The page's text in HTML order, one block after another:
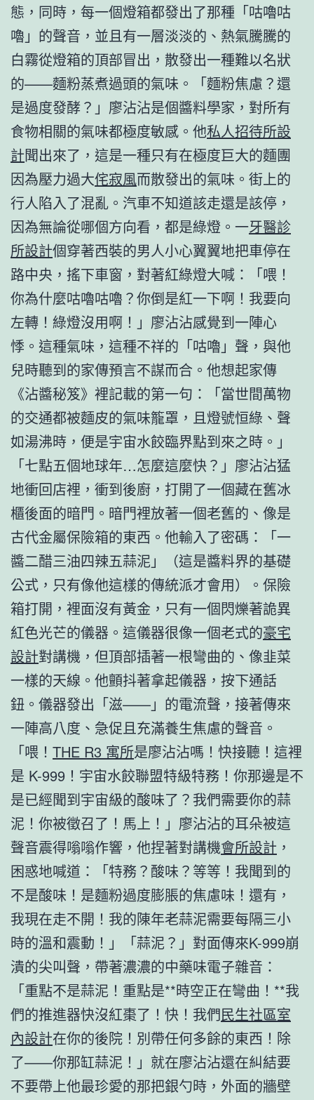
態，同時，每一個燈箱都發出了那種「咕嚕咕
嚕」的聲音，並且有一層淡淡的、熱氣騰騰的
白霧從燈箱的頂部冒出，散發出一種難以名狀
的——麵粉蒸煮過頭的氣味。「麵粉焦慮？還
是過度發酵？」廖沾沾是個醬料學家，對所有
食物相關的氣味都極度敏感。他私人招待所設
計聞出來了，這是一種只有在極度巨大的麵團
因為壓力過大侘寂風而散發出的氣味。街上的
行人陷入了混亂。汽車不知道該走還是該停，
因為無論從哪個方向看，都是綠燈。一牙醫診
所設計個穿著西裝的男人小心翼翼地把車停在
路中央，搖下車窗，對著紅綠燈大喊：「喂！
你為什麼咕嚕咕嚕？你倒是紅一下啊！我要向
左轉！綠燈沒用啊！」廖沾沾感覺到一陣心
悸。這種氣味，這種不祥的「咕嚕」聲，與他
兒時聽到的家傳預言不謀而合。他想起家傳
《沾醬秘笈》裡記載的第一句：「當世間萬物
的交通都被麵皮的氣味籠罩，且燈號恒綠、聲
如湯沸時，便是宇宙水餃臨界點到來之時。」
「七點五個地球年…怎麼這麼快？」廖沾沾猛
地衝回店裡，衝到後廚，打開了一個藏在舊冰
櫃後面的暗門。暗門裡放著一個老舊的、像是
古代金屬保險箱的東西。他輸入了密碼：「一
醬二醋三油四辣五蒜泥」（這是醬料界的基礎
公式，只有像他這樣的傳統派才會用）。保險
箱打開，裡面沒有黃金，只有一個閃爍著詭異
紅色光芒的儀器。這儀器很像一個老式的豪宅
設計對講機，但頂部插著一根彎曲的、像韭菜
一樣的天線。他顫抖著拿起儀器，按下通話
鈕。儀器發出「滋——」的電流聲，接著傳來
一陣高八度、急促且充滿養生焦慮的聲音。
「喂！ THE R3 寓所是廖沾沾嗎！快接聽！這裡
是 K-999！宇宙水餃聯盟特級特務！你那邊是不
是已經聞到宇宙級的酸味了？我們需要你的蒜
泥！你被徵召了！馬上！」廖沾沾的耳朵被這
聲音震得嗡嗡作響，他捏著對講機會所設計 ，
困惑地喊道：「特務？酸味？等等！我聞到的
不是酸味！是麵粉過度膨脹的焦慮味！還有，
我現在走不開！我的陳年老蒜泥需要每隔三小
時的溫和震動！」「蒜泥？」對面傳來K-999崩
潰的尖叫聲，帶著濃濃的中藥味電子雜音：
「重點不是蒜泥！重點是**時空正在彎曲！**我
們的推進器快沒紅棗了！快！我們民生社區室
內設計在你的後院！別帶任何多餘的東西！除
了——你那缸蒜泥！」就在廖沾沾還在糾結要
不要帶上他最珍愛的那把銀勺時，外面的牆壁